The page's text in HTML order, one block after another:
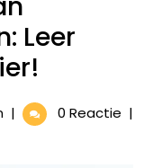
Leer
Ontdek
| 0 Reactie |